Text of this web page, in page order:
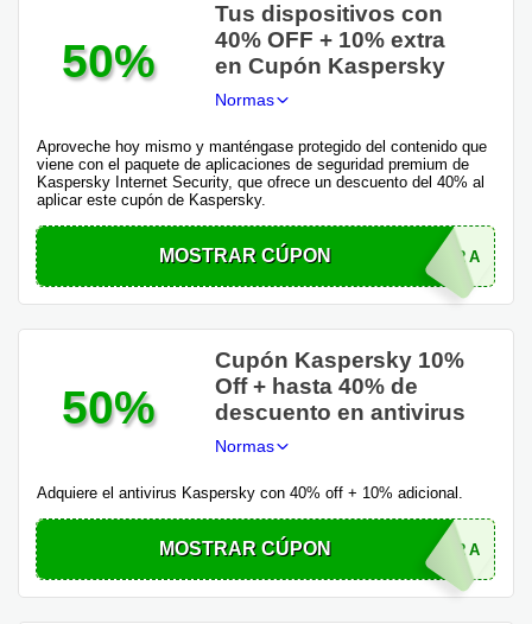
50%
Tus dispositivos con
40% OFF + 10% extra
en Cupón Kaspersky
Normas
Aproveche hoy mismo y manténgase protegido del contenido que
viene con el paquete de aplicaciones de seguridad premium de
Kaspersky Internet Security, que ofrece un descuento del 40% al
aplicar este cupón de Kaspersky.
MOSTRAR CÚPONSAVINGSEXTRA
50%
Cupón Kaspersky 10%
Off + hasta 40% de
descuento en antivirus
Normas
Adquiere el antivirus Kaspersky con 40% off + 10% adicional.
MOSTRAR CÚPONSAVINGSEXTRA